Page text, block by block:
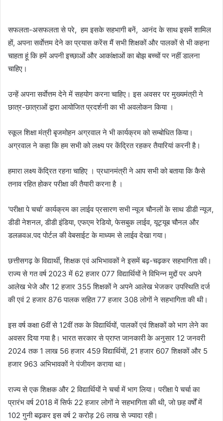
सफलता-असफलता से परे, हम इसके सहभागी बनें, आनंद के साथ इसमें शामिल
हों, अपना सर्वाेत्तम देने का प्रयास करेंस मैं सभी शिक्षकों और पालकों से भी कहना
चाहता हूं कि हमें अपनी इच्छाओं और आकांक्षाओं का बोझ बच्चों पर नहीं डालना
चाहिए।
उन्हें अपना सर्वाेत्तम देने में सहयोग करना चाहिए। इस अवसर पर मुख्यमंत्री ने
छात्र-छात्राओं द्वारा आयोजित प्रदर्शनी का भी अवलोकन किया ।
स्कूल शिक्षा मंत्री बृजमोहन अग्रवाल ने भी कार्यक्रम को सम्बोधित किया।
अग्रवाल ने कहा कि हम सभी को लक्ष्य पर केंद्रित रहकर तैयारियां करनी है।
हमारा लक्ष्य केंद्रित रहना चाहिए । प्रधानमंत्री ने आप सभी को बताया कि कैसे
तनाव रहित होकर परीक्षा की तैयारी करना है ।
‘परीक्षा पे चर्चा‘ कार्यक्रम का लाईव प्रसारण सभी न्यूज चौनलों के साथ डीडी न्यूज,
डीडी नेशनल, डीडी इंडिया, एफएम रेडियो, फेसबुक लाईव, यूट्यूब चौनल और
डलळवअ.पद पोर्टल की वेबसाईट के माध्यम से लाईव देखा गया।
छत्तीसगढ़ के विद्यार्थी, शिक्षक एवं अभिभावकों ने इसमें बढ़-चढ़कर सहभागिता की।
राज्य से गत वर्ष 2023 में 62 हजार 077 विद्यार्थियों ने विभिन्न मुद्दों पर अपने
आलेख भेजे और 12 हजार 355 शिक्षकों ने अपने आलेख भेजकर उपस्थिति दर्ज
की एवं 2 हजार 876 पालक सहित 77 हजार 308 लोगों ने सहभागिता की थी।
इस वर्ष कक्षा 6वीं से 12वीं तक के विद्यार्थियों, पालकों एवं शिक्षकों को भाग लेने का
अवसर दिया गया है। भारत सरकार से प्राप्त जानकारी के अनुसार 12 जनवरी
2024 तक 1 लाख 56 हजार 459 विद्यार्थियों, 21 हजार 607 शिक्षकों और 5
हजार 963 अभिभावकों ने पंजीयन कराया था।
राज्य से एक शिक्षक और 2 विद्यार्थियों ने चर्चा में भाग लिया। परीक्षा पे चर्चा का
प्रारंभ वर्ष 2018 में सिर्फ 22 हजार लोगों ने सहभागिता की थी, जो छह वर्षों में
102 गुनी बढ़कर इस वर्ष 2 करोड़ 26 लाख से ज्यादा रही।